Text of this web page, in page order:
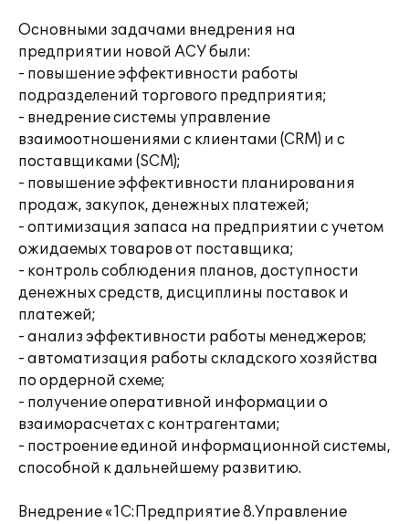
Основными задачами внедрения на
предприятии новой АСУ были:
- повышение эффективности работы
подразделений торгового предприятия;
- внедрение системы управление
взаимоотношениями с клиентами (CRM) и с
поставщиками (SCM);
- повышение эффективности планирования
продаж, закупок, денежных платежей;
- оптимизация запаса на предприятии с учетом
ожидаемых товаров от поставщика;
- контроль соблюдения планов, доступности
денежных средств, дисциплины поставок и
платежей;
- анализ эффективности работы менеджеров;
- автоматизация работы складского хозяйства
по ордерной схеме;
- получение оперативной информации о
взаиморасчетах с контрагентами;
- построение единой информационной системы,
способной к дальнейшему развитию.
Внедрение «1С:Предприятие 8.Управление